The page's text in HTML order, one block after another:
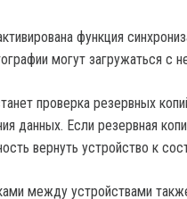
функция
могут загружаться с
проверка резервных
данных. Если резервная
вернуть устройство к
между устройствами